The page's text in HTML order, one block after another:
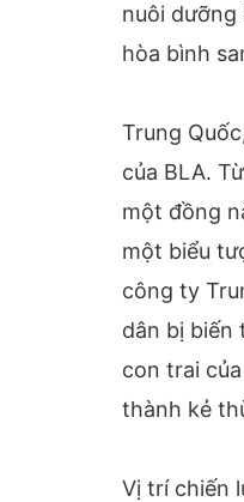
nuôi dưỡng
hòa bình
Trung
của BLA.
một đồng
một biểu
công ty
dân bị biến
con trai
thành kẻ
Vị trí chiến